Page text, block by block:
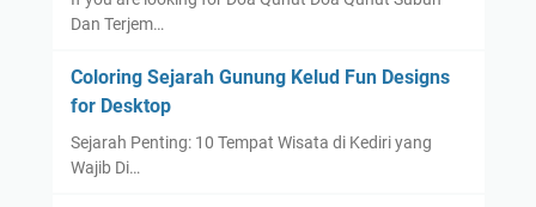
Dan Terjem…
Coloring Sejarah Gunung Kelud Fun Designs
for Desktop
Sejarah Penting: 10 Tempat Wisata di Kediri yang
Wajib Di…